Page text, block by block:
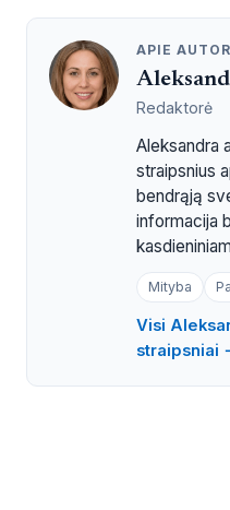
APIE
Redaktorė
Aleksandra
straipsnius
bendrąją
informacija
Mityba
Visi
straipsniai